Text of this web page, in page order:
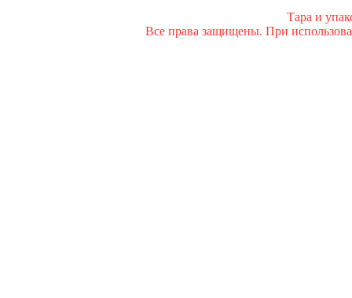
Тара и
Все права защищены. При